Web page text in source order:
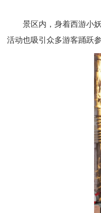
景区内，身着西游小妖
活动也吸引众多游客踊跃